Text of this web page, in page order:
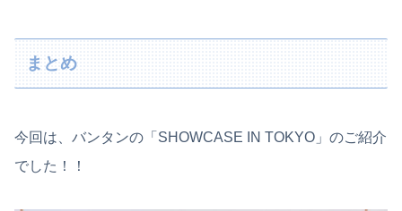
まとめ
今回は、バンタンの「SHOWCASE IN TOKYO」のご紹介
でした！！